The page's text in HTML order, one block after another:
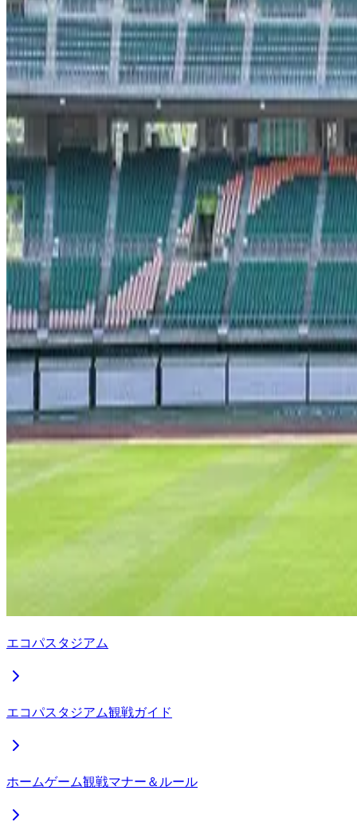
エコパスタジアム
エコパスタジアム観戦ガイド
ホームゲーム観戦マナー＆ルール